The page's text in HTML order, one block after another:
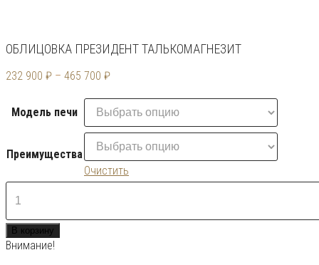
ОБЛИЦОВКА ПРЕЗИДЕНТ ТАЛЬКОМАГНЕЗИТ
232 900 ₽ – 465 700 ₽
Модель печи
Преимущества
Очистить
Количество
товара
Облицовка
Президент
Талькомагнезит
В корзину
Внимание!